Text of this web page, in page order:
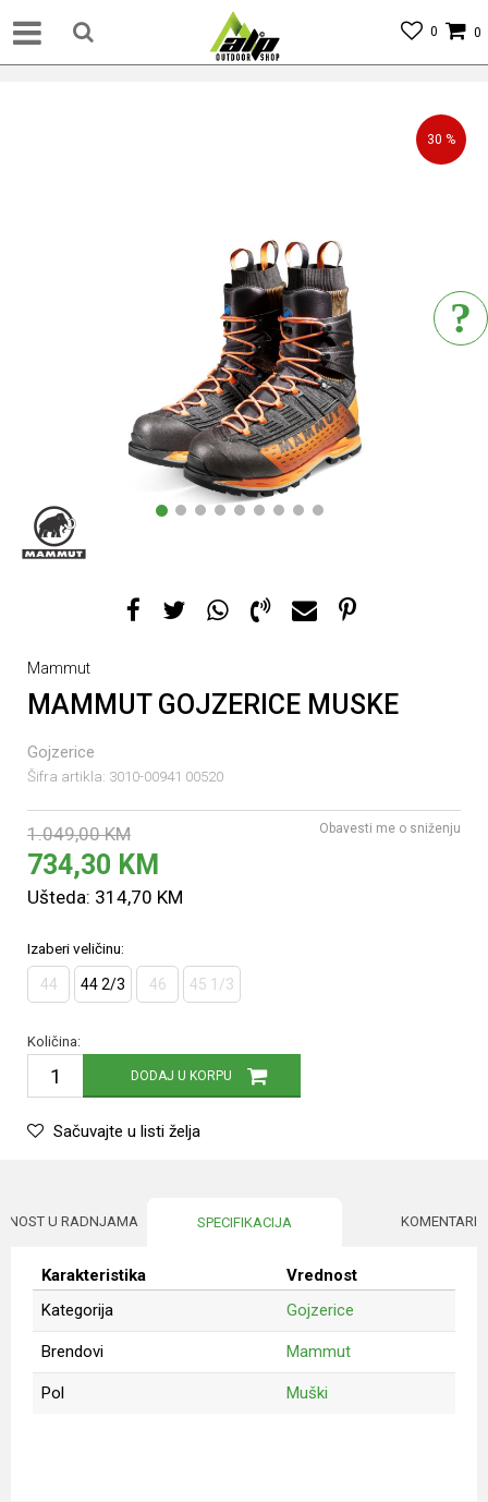
0
0
1 2 3 4 5 6 7 8 9
30 %
Mammut
MAMMUT GOJZERICE MUSKE
Gojzerice
Šifra artikla: 3010-00941 00520
1.049,00 KM
734,30 KM
Ušteda: 314,70 KM
Obavesti me o sniženju
Izaberi veličinu:
44 44 2/3 46 45 1/3
Količina:
DODAJ U KORPU
Sačuvajte u listi želja
U RADNJAMA SPECIFIKACIJA KOMENTARI
Karakteristika
Vrednost
Kategorija
Gojzerice
Brendovi Mammut
Pol Muški